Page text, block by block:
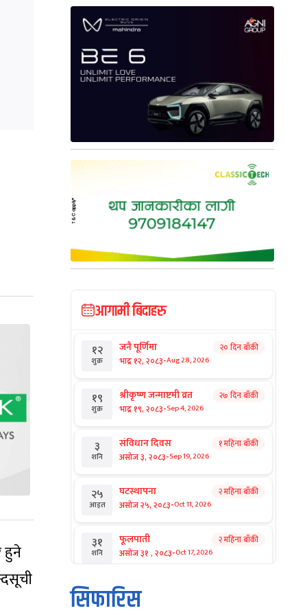
हुने
आगामी बिदाहरु
१२
शुक्र
जनै पूर्णिमा
भाद्र १२, २०८३-Aug 28, 2026
२० दिन बाँकी
१९
शुक्र
श्रीकृष्ण जन्माष्टमी व्रत
भाद्र १९, २०८३-Sep 4, 2026
२७ दिन बाँकी
३
शनि
संविधान दिवस
असोज ३, २०८३-Sep 19, 2026
१ महिना बाँकी
२५
आइत
घटस्थापना
असोज २५, २०८३-Oct 11, 2026
२ महिना बाँकी
३१
शनि
फूलपाती
असोज ३१ , २०८३-Oct 17, 2026
२ महिना बाँकी
१
आइत
कार्तिक सङ्क्रान्ति
कार्तिक १, २०८३
सिफारिस